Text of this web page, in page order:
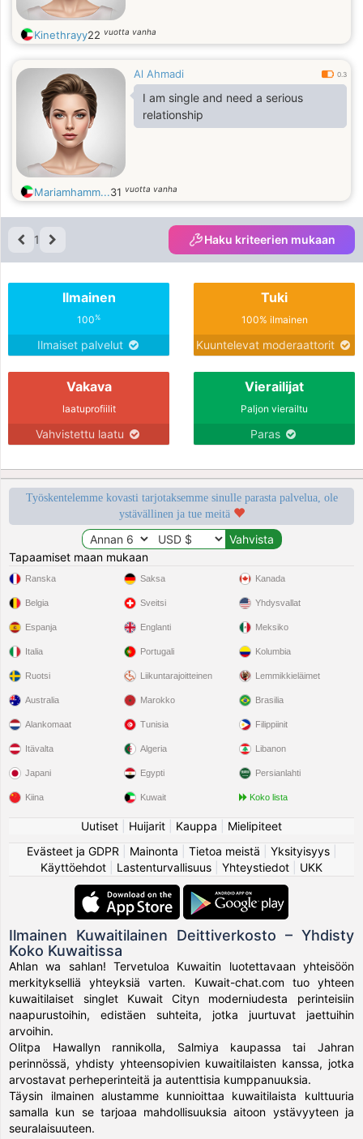
Kinethrayy22 vuotta vanha
Al Ahmadi 0.3
I am single and need a serious
relationship
Mariamhamm...31 vuotta vanha
1 Haku kriteerien mukaan
Ilmainen
100%
Ilmaiset palvelut
Tuki
100% ilmainen
Kuuntelevat moderaattorit
Vakava
laatuprofiilit
Vahvistettu laatu
Vierailijat
Paljon vierailtu
Paras
Työskentelemme kovasti tarjotaksemme sinulle parasta palvelua, ole
ystävällinen ja tue meitä
Tapaamiset maan mukaan
Ranska
Belgia
Espanja
Italia
Ruotsi
Saksa
Sveitsi
Englanti
Portugali
Liikuntarajoitteinen
Kanada
Yhdysvallat
Meksiko
Kolumbia
Lemmikkieläimet
Australia
Alankomaat
Itävalta
Japani
Kiina
Marokko
Tunisia
Algeria
Egypti
Kuwait
Brasilia
Filippiinit
Libanon
Persianlahti
Koko lista
Uutiset Huijarit Kauppa
Mielipiteet
Evästeet ja GDPR
Mainonta Tietoa meistä Yksityisyys|
Käyttöehdot
Lastenturvallisuus Yhteystiedot UKK
Ilmainen Kuwaitilainen Deittiverkosto – Yhdisty
Koko Kuwaitissa
Ahlan wa sahlan! Tervetuloa Kuwaitin luotettavaan yhteisöön
merkitykselliä yhteyksiä varten. Kuwait-chat.com tuo yhteen
kuwaitilaiset singlet Kuwait Cityn moderniudesta perinteisiin
naapurustoihin, edistäen suhteita, jotka juurtuvat jaettuihin
arvoihin.
Olitpa Hawallyn rannikolla, Salmiya kaupassa tai Jahran
perinnössä, yhdisty yhteensopivien kuwaitilaisten kanssa, jotka
arvostavat perheperinteitä ja autenttisia kumppanuuksia.
Täysin ilmainen alustamme kunnioittaa kuwaitilaista kulttuuria
samalla kun se tarjoaa mahdollisuuksia aitoon ystävyyteen ja
seuralaisuuteen.